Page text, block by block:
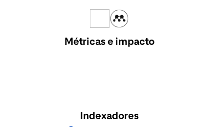
Métricas e impacto
Indexadores